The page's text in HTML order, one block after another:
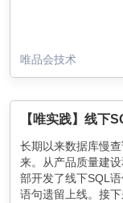
唯品会技术
【唯实践】线下
长期以来数据库慢
来。从产品质量建
部开发了线下SQL
语句遗留上线。接